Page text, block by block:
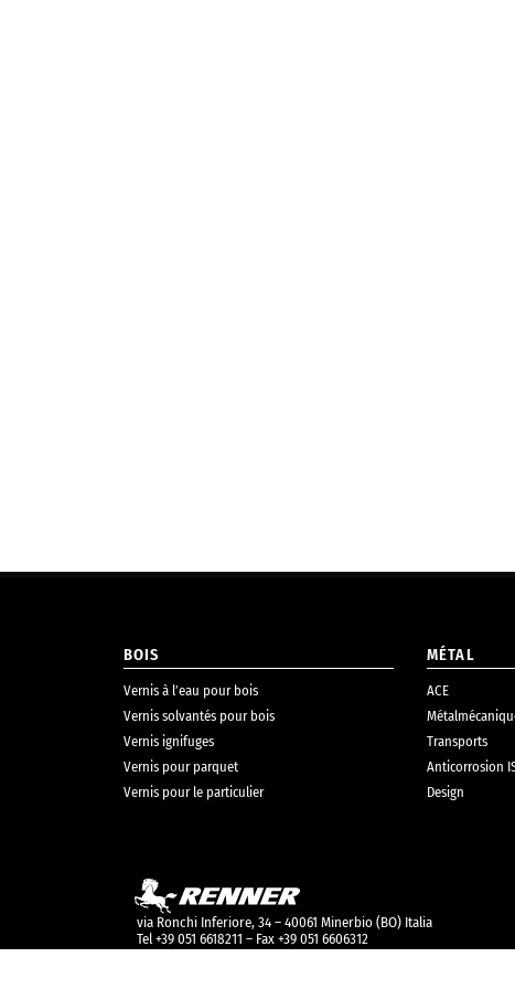
BOIS
Vernis à l’eau pour bois
Vernis solvantés pour bois
Vernis ignifuges
Vernis pour parquet
Vernis pour le particulier
MÉTAL
ACE
Transports
Anticorrosion
Design
via Ronchi Inferiore, 34 – 40061 Minerbio (BO) Italia
Tel +39 051 6618211 – Fax +39 051 6606312